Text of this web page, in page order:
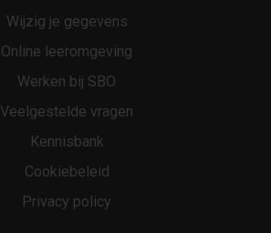
Wijzig je gegevens
Online leeromgeving
Werken bij SBO
Veelgestelde vragen
Kennisbank
Cookiebeleid
Privacy policy